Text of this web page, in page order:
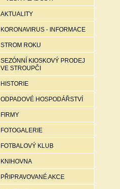
AKTUALITY
KORONAVIRUS - INFORMACE
STROM ROKU
SEZÓNNÍ KIOSKOVÝ PRODEJ
VE STROUPČI
HISTORIE
ODPADOVÉ HOSPODÁŘSTVÍ
FIRMY
FOTOGALERIE
FOTBALOVÝ KLUB
KNIHOVNA
PŘIPRAVOVANÉ AKCE